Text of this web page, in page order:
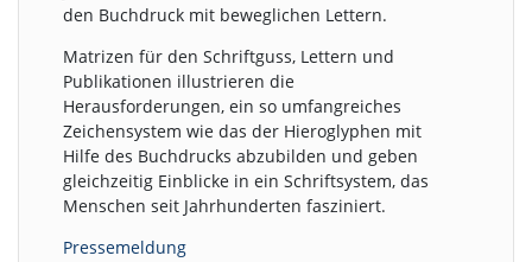
den Buchdruck mit beweglichen Lettern.
Matrizen für den Schriftguss, Lettern und
Publikationen illustrieren die
Herausforderungen, ein so umfangreiches
Zeichensystem wie das der Hieroglyphen mit
Hilfe des Buchdrucks abzubilden und geben
gleichzeitig Einblicke in ein Schriftsystem, das
Menschen seit Jahrhunderten fasziniert.
Pressemeldung